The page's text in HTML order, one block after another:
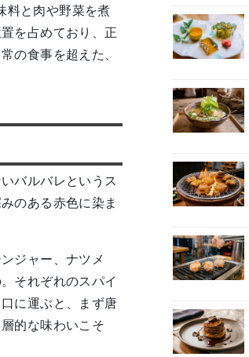
料と肉や野菜を煮
を占めており、正
の食事を超えた、
バルバレというス
のある赤色に染ま
ジャー、ナツメ
それぞれのスパイ
に運ぶと、まず唐
的な味わいこそ